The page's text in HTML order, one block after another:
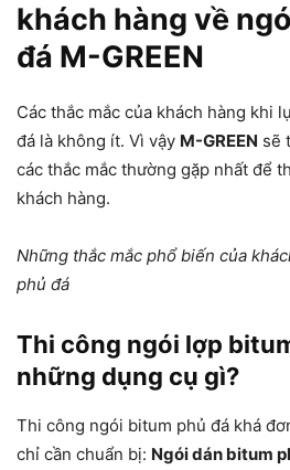
khách hàng về
đá M-GREEN
Các thắc mắc của khách hàng khi
đá là không ít. Vì vậy M-GREEN sẽ
các thắc mắc thường gặp nhất để
khách hàng.
Những thắc mắc phổ biến của
phủ đá
Thi công ngói lợp
những dụng cụ gì?
Thi công ngói bitum phủ đá khá
chỉ cần chuẩn bị: Ngói dán bitum